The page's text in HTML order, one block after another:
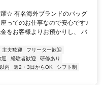
☆ 有名海外ブランドのバッグ
ってのお仕事なので安心です♪
をお客様よりお預かりし、 バ
主夫歓迎
フリーター歓迎
迎 経験者歓迎
研修あり
内 週2・3日からOK
シフト制